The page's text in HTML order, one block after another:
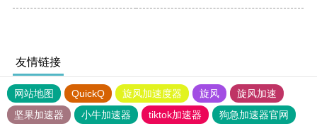
友情链接
网站地图 QuickQ 旋风加速度器 旋风
旋风加速
坚果加速器
小牛加速器 tiktok加速器
狗急加速器官网